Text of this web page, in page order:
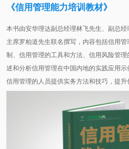
《信用管理能力培训教材》
本书由安华理达副总经理林飞先生、副总
主席罗柏道先生联名撰写，内容包括信用管
制、信用管理的工具和方法、信用风险管理
述和分析信用管理在中国内地的实践应用
信用管理的人员提供实务方法和技巧，提